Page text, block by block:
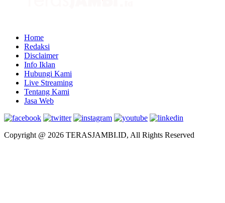
Home
Redaksi
Disclaimer
Info Iklan
Hubungi Kami
Live Streaming
Tentang Kami
Jasa Web
Copyright @ 2026 TERASJAMBI.ID, All Rights Reserved